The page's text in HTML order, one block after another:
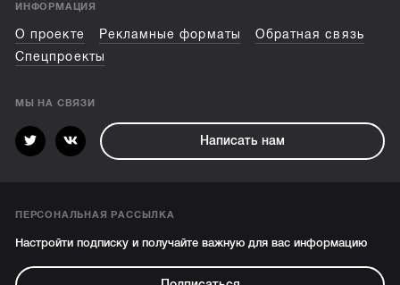
ИНФОРМАЦИЯ
О проекте Рекламные форматы
Обратная связь
Спецпроекты
МЫ НА СВЯЗИ
Написать нам
ПЕРСОНАЛЬНАЯ РАССЫЛКА
Настройти подписку и получайте важную для вас информацию